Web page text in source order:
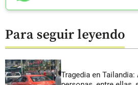
Para seguir leyendo
Tragedia en